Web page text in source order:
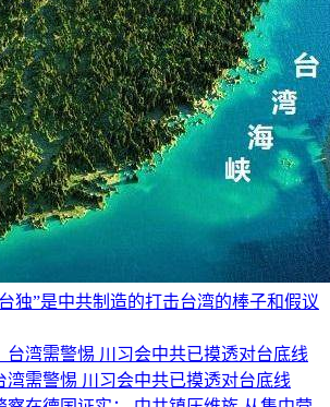
独”是中共制造的打击台湾的棒子和假议
湾需警惕 川习会中共已摸透对台底线